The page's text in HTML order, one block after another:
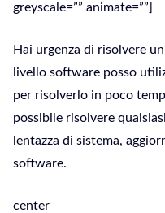
greyscale=”” animate=””]
Hai urgenza di risolvere
livello software posso
per risolverlo in poco
possibile risolvere
lentazza di sistema,
software.
center